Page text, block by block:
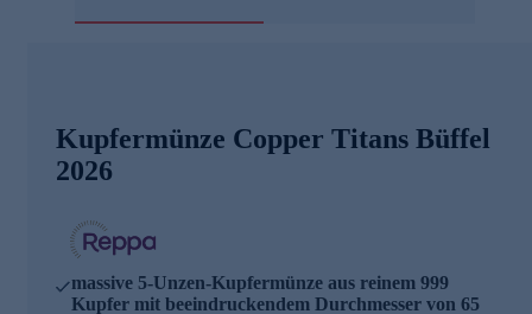
Kupfermünze Copper Titans Büffel
2026
massive 5-Unzen-Kupfermünze aus reinem 999
Kupfer mit beeindruckendem Durchmesser von 65